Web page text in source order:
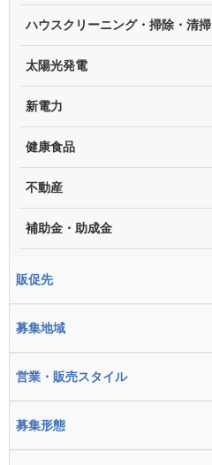
ハウスクリーニング・掃除・清掃
太陽光発電
新電力
健康食品
不動産
補助金・助成金
販促先
募集地域
営業・販売スタイル
募集形態